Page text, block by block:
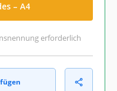
– A4
erforderlich